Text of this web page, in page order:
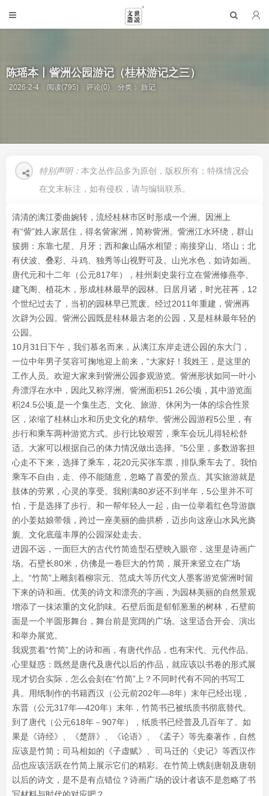
陈瑶本丨訾洲公园游记（桂林游记之三）
2026-2-4 阅读(795) 评论(0) 分类：旅记
特别声明： 本文丛作品多为原创，版权所有；特殊情况会
在文末标注，如有侵权，请与编辑联系。
清清的漓江委曲婉转，流经桂林市区时形成一个洲。因洲上
有“訾”姓人家居住，得名訾家洲，简称訾洲。訾洲江水环绕，群山
簇拥：东靠七星、月牙；西和象山隔水相望；南接穿山、塔山；北
有伏波、叠彩、斗鸡、独秀等山视野可及。山光水色，如诗如画。
唐代元和十二年（公元817年），桂州刺史裴行立在訾洲修燕亭、
建飞阁、植花木，形成桂林最早的园林。日居月诸，时光荏苒，12
个世纪过去了，当初的园林早已荒废。经过2011年重建，訾洲再
次辟为公园。訾洲公园既是桂林最古老的公园，又是桂林最年轻的
公园。
10月31日下午，我们慕名而来，从漓江东岸走进公园的东大门，
一位中年男子笑容可掬地迎上前来，“大家好！我姓王，是这里的
工作人员。欢迎大家来到訾洲公园参观游览。訾洲形状如同一叶小
舟漂浮在水中，因此又称浮洲。訾洲面积51.26公顷，其中游览面
积24.5公顷,是一个集生态、文化、旅游、休闲为一体的综合性景
区，浓缩了桂林山水和历史文化的精华。訾洲公园游程5公里，有
步行和乘车两种游览方式。步行比较艰苦，乘车会玩儿得轻松舒
适。大家可以根据自己的体力情况做出选择。”5公里，多数游客担
心走不下来，选择了乘车，花20元买张车票，排队乘车去了。我怕
乘车不自由，走、停不能随意，忽略了喜爱的景点。其实旅游就是
肢体的劳累，心灵的享受。我刚满80岁还不到半年，5公里并不可
怕，于是选择了步行。和一帮年轻人一起，由一位举着红色导游旗
的小姜姑娘带领，跨过一座美丽的曲拱桥，迈步向这座山水风光旖
旎、文化底蕴丰厚的公园深处走去。
进园不远，一面巨大的古代竹简造型石壁映入眼帘，这里是诗画广
场。石壁长80米，仿佛是一卷巨大的竹简，展开来竖立在广场
上。“竹简”上雕刻着柳宗元、范成大等历代文人墨客游览訾洲时留
下来的诗和画。优美的诗文和漂亮的字画，为园林美丽的自然景观
增添了一抹浓重的文化韵味。石壁后面是郁郁葱葱的树林，石壁前
面是一个半圆形舞台，舞台前是宽阔的广场。这里适合开会、演出
和举办展览。
我观赏着“竹简”上的诗和画，有唐代作品，也有宋代、元代作品。
心里疑惑：既然是唐代及唐代以后的作品，就应该以书卷的形式展
现才切合实际，怎么会刻在“竹简”上？不同时代有不同的书写工
具。用纸制作的书籍西汉（公元前202年—8年）末年已经出现，
东晋（公元317年—420年）末年，竹简书已被纸质书彻底替代。
到了唐代（公元618年－907年），纸质书已经普及几百年了。如
果是《诗经》、《楚辞》、《论语》、《孟子》等先秦著作，自然
应该是竹简；司马相如的《子虚赋》、司马迁的《史记》等西汉作
品也应该活跃在竹简上展示它们的精彩。在竹简上镌刻唐朝及唐朝
以后的诗文，是不是有点错位？诗画广场的设计者该不是忽略了书